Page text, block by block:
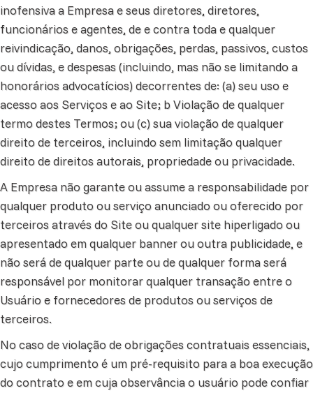
inofensiva a Empresa e seus diretores, diretores,
funcionários e agentes, de e contra toda e qualquer
reivindicação, danos, obrigações, perdas, passivos, custos
ou dívidas, e despesas (incluindo, mas não se limitando a
honorários advocatícios) decorrentes de: (a) seu uso e
acesso aos Serviços e ao Site; b Violação de qualquer
termo destes Termos; ou (c) sua violação de qualquer
direito de terceiros, incluindo sem limitação qualquer
direito de direitos autorais, propriedade ou privacidade.
A Empresa não garante ou assume a responsabilidade por
qualquer produto ou serviço anunciado ou oferecido por
terceiros através do Site ou qualquer site hiperligado ou
apresentado em qualquer banner ou outra publicidade, e
não será de qualquer parte ou de qualquer forma será
responsável por monitorar qualquer transação entre o
Usuário e fornecedores de produtos ou serviços de
terceiros.
No caso de violação de obrigações contratuais essenciais,
cujo cumprimento é um pré-requisito para a boa execução
do contrato e em cuja observância o usuário pode confiar